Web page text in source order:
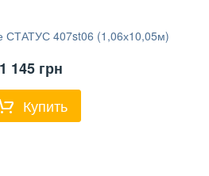
СТАТУС 407st06 (1,06х10,05м)
1 145 грн
Купить